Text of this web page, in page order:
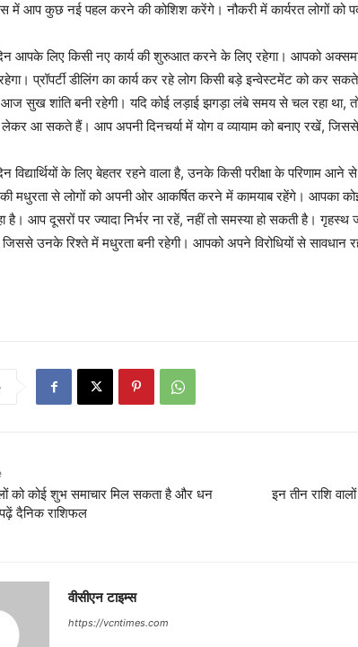
आप कुछ नई पहल करने की कोशिश करेंगे। नौकरी में कार्यरत लोगों को
आपके लिए किसी नए कार्य की शुरुआत करने के लिए रहेगा। आपको
प्रॉपर्टी डीलिंग का कार्य कर रहे लोग किसी बड़े इन्वेस्टमेंट को कर
सुख शांति बनी रहेगी। यदि कोई लड़ाई झगड़ा लंबे समय से चल रहा था, तो
आ सकते हैं। आप अपनी दिनचर्या में योग व व्यायाम को बनाए रखें,
के लिए बेहतर रहने वाला है, उनके किसी परीक्षा के परिणाम आने
मधुरता से लोगों को अपनी ओर आकर्षित करने में कामयाब रहेंगे। आपका
है। आप दूसरों पर ज्यादा निर्भर ना रहें, नहीं तो समस्या हो सकती है।
जिससे उनके रिश्ते में मधुरता बनी रहेगी। आपको अपने विरोधियों से सावधान
को कोई शुभ समाचार मिल सकता है और धन
दैनिक राशिफल
इन तीन राशि
वीसीएन टाइम्स
https://vcntimes.com